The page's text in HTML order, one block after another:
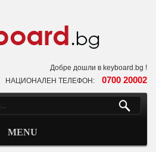
Добре дошли в keyboard.bg !
НАЦИОНАЛЕН ТЕЛЕФОН: 0700 20002
MENU